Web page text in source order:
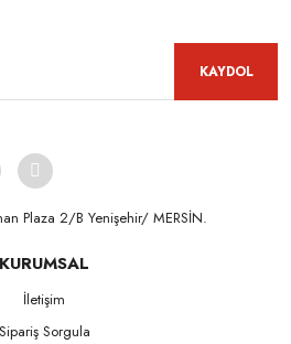
KAYDOL
ㅤㅤㅤㅤㅤㅤㅤㅤㅤㅤㅤㅤㅤㅤㅤㅤㅤㅤㅤㅤㅤㅤㅤㅤㅤㅤ ㅤㅤㅤㅤㅤㅤㅤㅤㅤㅤ
KURUMSAL
İletişim
Sipariş Sorgula